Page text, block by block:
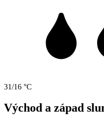
31/16 °C
Východ a západ